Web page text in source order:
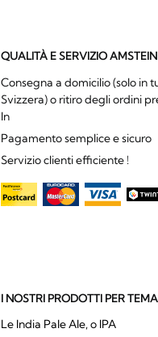
QUALITÀ E SERVIZIO AMSTEIN
Consegna a domicilio (solo in
Svizzera) o ritiro degli ordini
In
Pagamento semplice e sicuro
Servizio clienti efficiente !
I NOSTRI PRODOTTI PER TEMA
Le India Pale Ale, o IPA